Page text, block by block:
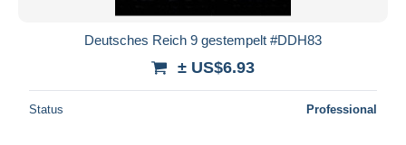
Deutsches Reich 9 gestempelt #DDH83
± US$6.93
Status Professional